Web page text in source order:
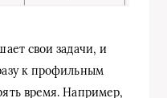
свои задачи, и
к профильным
время. Например,